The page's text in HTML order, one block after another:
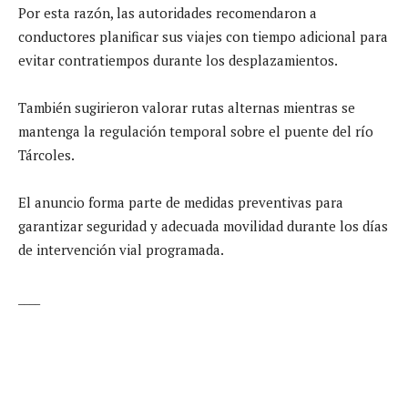
Por esta razón, las autoridades recomendaron a
conductores planificar sus viajes con tiempo adicional para
evitar contratiempos durante los desplazamientos.
También sugirieron valorar rutas alternas mientras se
mantenga la regulación temporal sobre el puente del río
Tárcoles.
El anuncio forma parte de medidas preventivas para
garantizar seguridad y adecuada movilidad durante los días
de intervención vial programada.